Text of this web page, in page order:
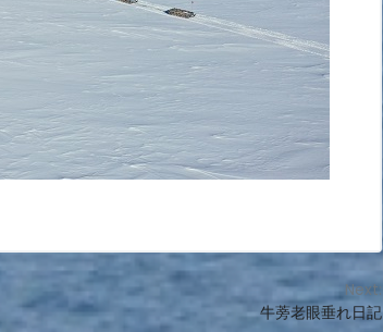
Next:
牛蒡老眼垂れ日記